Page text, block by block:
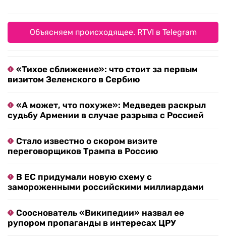
Объясняем происходящее. RTVI в Telegram
«Тихое сближение»: что стоит за первым
визитом Зеленского в Сербию
«А может, что похуже»: Медведев раскрыл
судьбу Армении в случае разрыва с Россией
Стало известно о скором визите
переговорщиков Трампа в Россию
В ЕС придумали новую схему с
замороженными российскими миллиардами
Сооснователь «Википедии» назвал ее
рупором пропаганды в интересах ЦРУ